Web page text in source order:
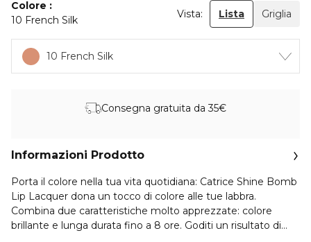
Colore
10 French Silk
Vista: Lista Griglia
10 French Silk
Consegna gratuita da 35€
Informazioni Prodotto
Porta il colore nella tua vita quotidiana: Catrice Shine Bomb
Lip Lacquer dona un tocco di colore alle tue labbra.
Combina due caratteristiche molto apprezzate: colore
brillante e lunga durata fino a 8 ore. Goditi un risultato di